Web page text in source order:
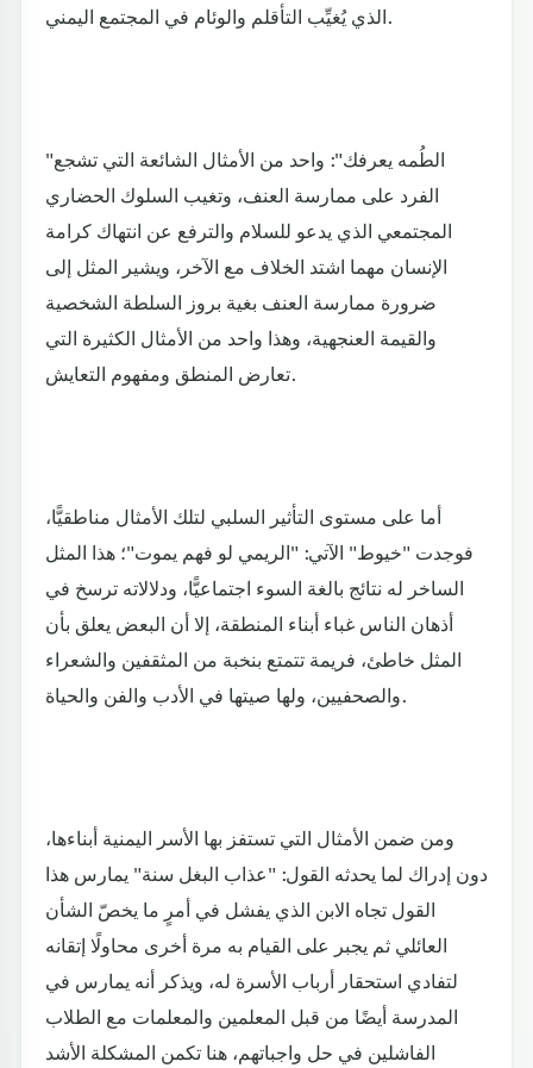
الذي يُغيِّب التأقلم والوئام في المجتمع اليمني.
"الطُمه يعرفك": واحد من الأمثال الشائعة التي تشجع
الفرد على ممارسة العنف، وتغيب السلوك الحضاري
المجتمعي الذي يدعو للسلام والترفع عن انتهاك كرامة
الإنسان مهما اشتد الخلاف مع الآخر، ويشير المثل إلى
ضرورة ممارسة العنف بغية بروز السلطة الشخصية
والقيمة العنجهية، وهذا واحد من الأمثال الكثيرة التي
تعارض المنطق ومفهوم التعايش.
أما على مستوى التأثير السلبي لتلك الأمثال مناطقيًّا،
فوجدت "خيوط" الآتي: "الريمي لو فهم يموت"؛ هذا المثل
الساخر له نتائج بالغة السوء اجتماعيًّا، ودلالاته ترسخ في
أذهان الناس غباء أبناء المنطقة، إلا أن البعض يعلق بأن
المثل خاطئ، فريمة تتمتع بنخبة من المثقفين والشعراء
والصحفيين، ولها صيتها في الأدب والفن والحياة.
ومن ضمن الأمثال التي تستفز بها الأسر اليمنية أبناءها،
دون إدراك لما يحدثه القول: "عذاب البغل سنة" يمارس هذا
القول تجاه الابن الذي يفشل في أمرٍ ما يخصّ الشأن
العائلي ثم يجبر على القيام به مرة أخرى محاولًا إتقانه
لتفادي استحقار أرباب الأسرة له، ويذكر أنه يمارس في
المدرسة أيضًا من قبل المعلمين والمعلمات مع الطلاب
الفاشلين في حل واجباتهم، هنا تكمن المشكلة الأشد